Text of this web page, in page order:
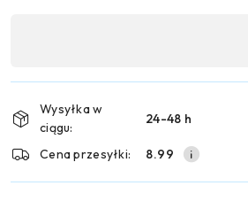
płatność
dostawa
Wysyłka w
ciągu:
24-48 h
Cena przesyłki: 8.99